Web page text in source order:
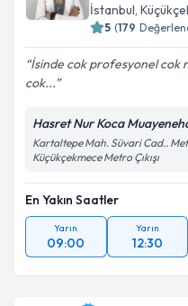
İstanbul,
5 (179
İsinde cok profesyonel cok
cok...
Hasret Nur Koca
Kartaltepe Mah. Süvari Cad..
Küçükçekmece Metro Çıkışı
En Yakın Saatler
Yarın
09:00
Yarın
12:30